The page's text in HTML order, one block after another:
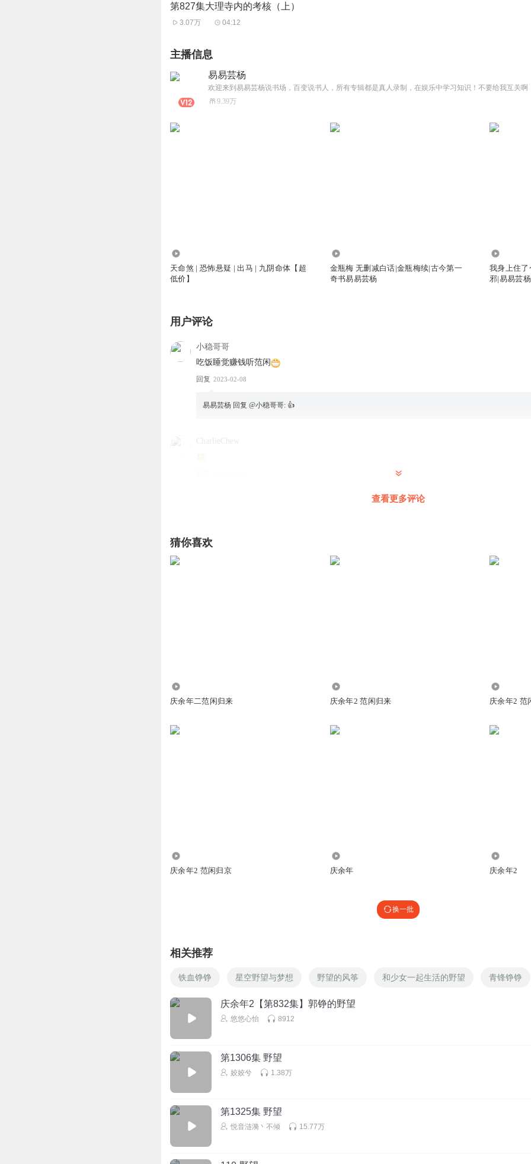
第827集大理寺内的考核（上）
3.07万 04:12
主播信息
易易芸杨
9.39万
天命煞 | 恐怖悬疑 | 出马 | 九阴命体【超
低价】
金瓶梅 无删减白话|金瓶梅续|古今第一
奇书易易芸杨
我身上住
邪|易易芸杨
用户评论
小稳哥哥
吃饭睡觉赚钱听范闲
回复 2023-02-08
易易芸杨 回复 @小稳哥哥: 👍
CharlieChew
查看更多评论
猜你喜欢
庆余年二范闲归来 庆余年2 范闲归来 庆余年2 范
庆余年2 范闲归京 庆余年 庆余年2
换一批
相关推荐
铁血铮铮 星空野望与梦想 野望的风筝 和少女一起生活的野望 青锋铮铮
庆余年2【第832集】郭铮的野望
悠悠心怡 8912
第1306集 野望
姣姣兮 1.38万
第1325集 野望
悦音涟漪丶不倾 15.77万